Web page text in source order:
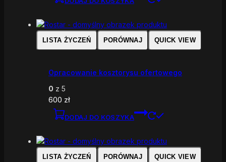
LISTA ŻYCZEŃ PORÓWNAJ QUICK VIEW
Opracowanie kosztorysu ofertowego
0 z 5
600 zł
DODAJ DO KOSZYKA
LISTA ŻYCZEŃ PORÓWNAJ QUICK VIEW